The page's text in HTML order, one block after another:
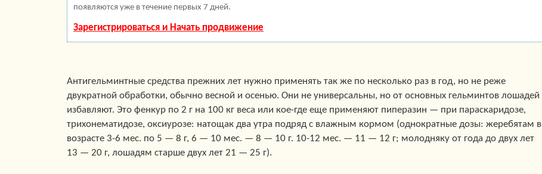
появляются уже в течение первых 7 дней.
Зарегистрироваться и Начать продвижение
Антигельминтные средства прежних лет нужно применять так же по несколько раз в год, но не реже
двукратной обработки, обычно весной и осенью. Они не универсальны, но от основных гельминтов лошадей
избавляют. Это фенкур по 2 г на 100 кг веса или кое-где еще применяют пиперазин — при параскаридозе,
трихонематидозе, оксиурозе: натощак два утра подряд с влажным кормом (однократные дозы: жеребятам в
возрасте 3-6 мес. по 5 — 8 г, 6 — 10 мес. — 8 — 10 г. 10-12 мес. — 11 — 12 г; молодняку от года до двух лет
13 — 20 г, лошадям старше двух лет 21 — 25 г).